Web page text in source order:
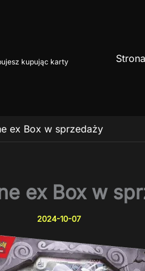
kupując karty
ex Box w sprzedaży
ex Box w
2024-10-07